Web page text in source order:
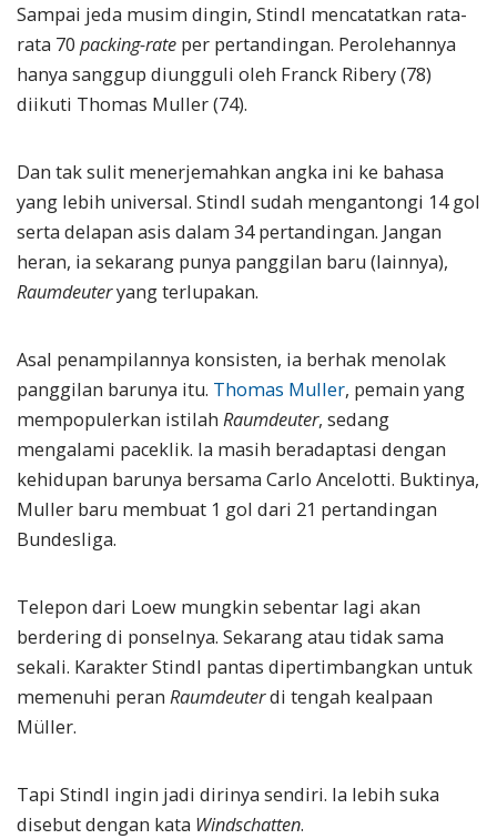
Sampai jeda musim dingin, Stindl mencatatkan rata-
rata 70 packing-rate per pertandingan. Perolehannya
hanya sanggup diungguli oleh Franck Ribery (78)
diikuti Thomas Muller (74).
Dan tak sulit menerjemahkan angka ini ke bahasa
yang lebih universal. Stindl sudah mengantongi 14 gol
serta delapan asis dalam 34 pertandingan. Jangan
heran, ia sekarang punya panggilan baru (lainnya),
Raumdeuteryang terlupakan.
Asal penampilannya konsisten, ia berhak menolak
panggilan barunya itu. Thomas Muller, pemain yang
mempopulerkan istilah Raumdeuter, sedang
mengalami paceklik. Ia masih beradaptasi dengan
kehidupan barunya bersama Carlo Ancelotti. Buktinya,
Muller baru membuat 1 gol dari 21 pertandingan
Bundesliga.
Telepon dari Loew mungkin sebentar lagi akan
berdering di ponselnya. Sekarang atau tidak sama
sekali. Karakter Stindl pantas dipertimbangkan untuk
memenuhi peran Raumdeuterdi tengah kealpaan
Müller.
Tapi Stindl ingin jadi dirinya sendiri. Ia lebih suka
disebut dengan kata Windschatten.